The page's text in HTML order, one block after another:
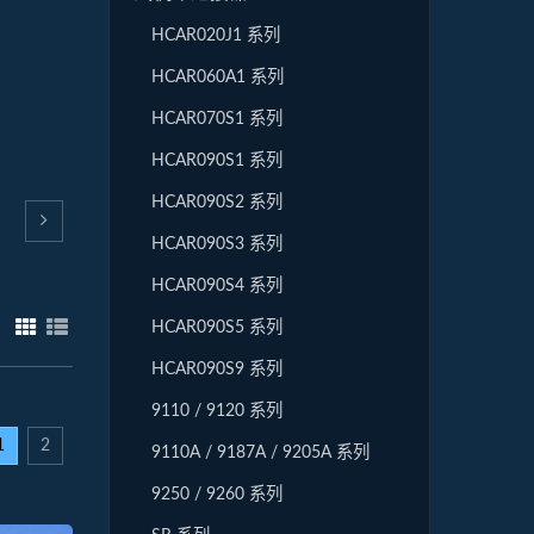
2
HCAR020J1 系列
HCAR060A1 系列
HCAR070S1 系列
HCAR090S1 系列
HCAR090S2 系列
HCAR090S3 系列
HCAR090S4 系列
HCAR090S5 系列
HCAR090S9 系列
9110 / 9120 系列
9110A / 9187A / 9205A 系列
9250 / 9260 系列